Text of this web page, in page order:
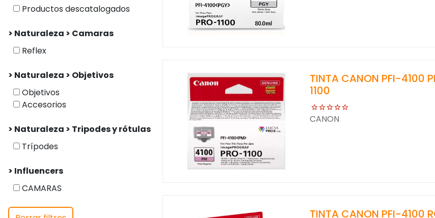
Productos descatalogados
> Naturaleza > Camaras
Reflex
> Naturaleza > Objetivos
Objetivos
Accesorios
> Naturaleza > Tripodes y rótulas
Trípodes
> Influencers
CAMARAS
TINTA CANON PFI-4100
1100
CANON
TINTA CANON PFI-4100